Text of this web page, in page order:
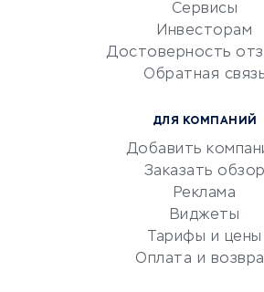
документооборот
Юридические компании
Бухгалтерия онлайн
Сервисы
Инвесторам
Достоверность
Обратная
ДЛЯ КОМПАНИЙ
Добавить
Заказать обзор
Реклама
Виджеты
Тарифы и цены
Оплата и